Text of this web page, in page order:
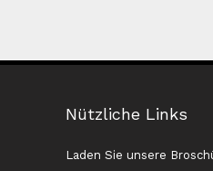
Nützliche Links
Laden Sie unsere